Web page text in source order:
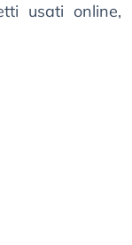
usati online,